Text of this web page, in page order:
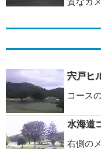
宍戸ヒ
コース
水海道
右側の